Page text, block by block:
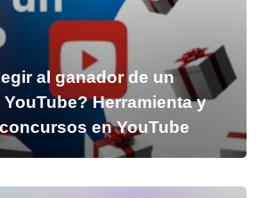
al ganador de un
Herramienta y
en YouTube